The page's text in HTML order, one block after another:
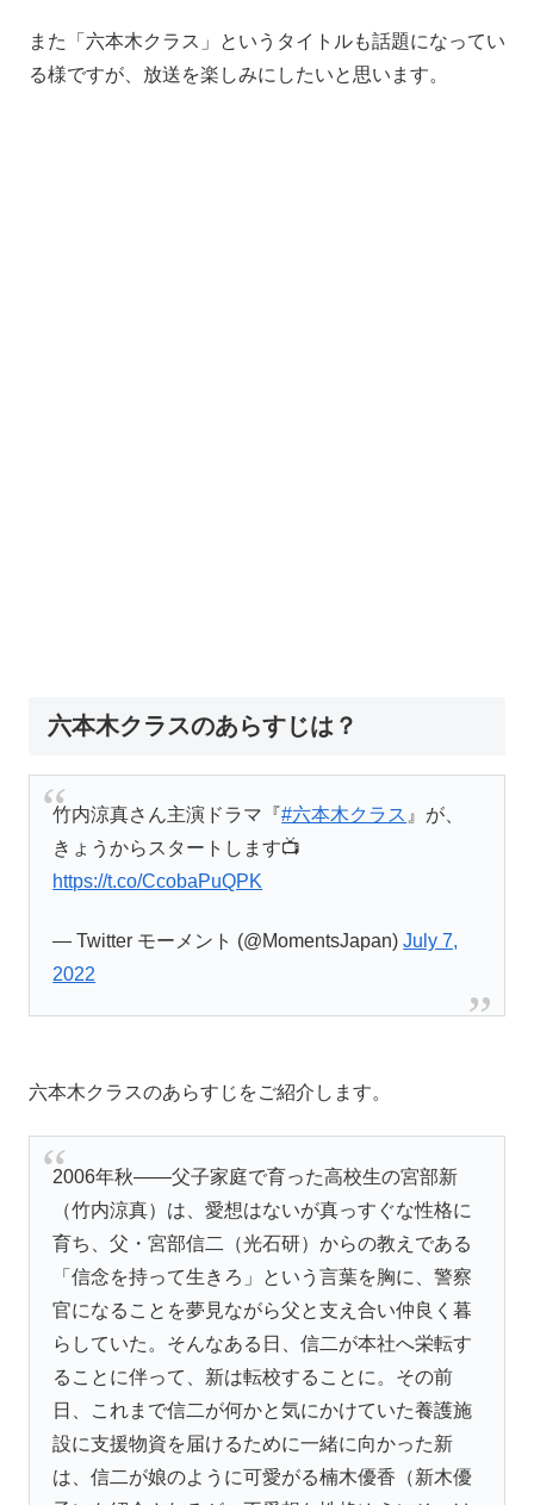
また「六本木クラス」というタイトルも話題になってい
る様ですが、放送を楽しみにしたいと思います。
六本木クラスのあらすじは？
竹内涼真さん主演ドラマ『#六本木クラス 』が、
きょうからスタートします📺
https://t.co/CcobaPuQPK
— Twitter モーメント (@MomentsJapan)July 7,
2022
六本木クラスのあらすじをご紹介します。
2006年秋――父子家庭で育った高校生の宮部新
（竹内涼真） は、愛想はないが真っすぐな性格に
育ち、父・宮部信二（光石研）からの教えである
「信念を持って生きろ」という言葉を胸に、警察
官になることを夢見ながら父と支え合い仲良く暮
らしていた。そんなある日、信二が本社へ栄転す
ることに伴って、新は転校することに。その前
日、これまで信二が何かと気にかけていた養護施
設に支援物資を届けるために一緒に向かった新
は、信二が娘のように可愛がる楠木優香（新木優